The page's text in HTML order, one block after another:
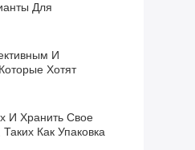
Для
И
Хотят
И Хранить Свое
Как Упаковка